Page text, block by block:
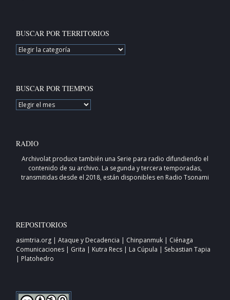
BUSCAR POR TERRITORIOS
BUSCAR
POR
BUSCAR POR TIEMPOS
BUSCAR
POR
RADIO
Archivolat produce también una Serie para radio difundiendo el
contenido de su archivo. La segunda y tercera temporadas,
transmitidas desde el 2018, están disponibles en Radio Tsonami
REPOSITORIOS
asimtria.org | Ataque y Decadencia | Chinpanmuk | Ciénaga
Comunicaciones | Grita | Kutra Recs | La Cúpula | Sebastian Tapia
| Platohedro